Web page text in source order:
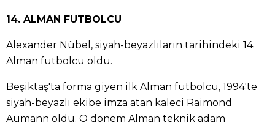
14. ALMAN FUTBOLCU
Alexander Nübel, siyah-beyazlıların tarihindeki 14.
Alman futbolcu oldu.
Beşiktaş'ta forma giyen ilk Alman futbolcu, 1994'te
siyah-beyazlı ekibe imza atan kaleci Raimond
Aumann oldu. O dönem Alman teknik adam